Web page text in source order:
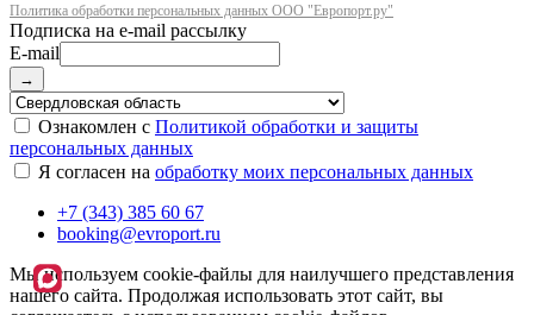
Политика обработки персональных данных ООО "Европорт.ру"
E-mail
→
Ознакомлен с Политикой обработки и защиты
персональных данных
Я согласен на обработку моих персональных данных
+7 (343) 385 60 67
booking@evroport.ru
Мы используем cookie-файлы для наилучшего представления
нашего сайта. Продолжая использовать этот сайт, вы